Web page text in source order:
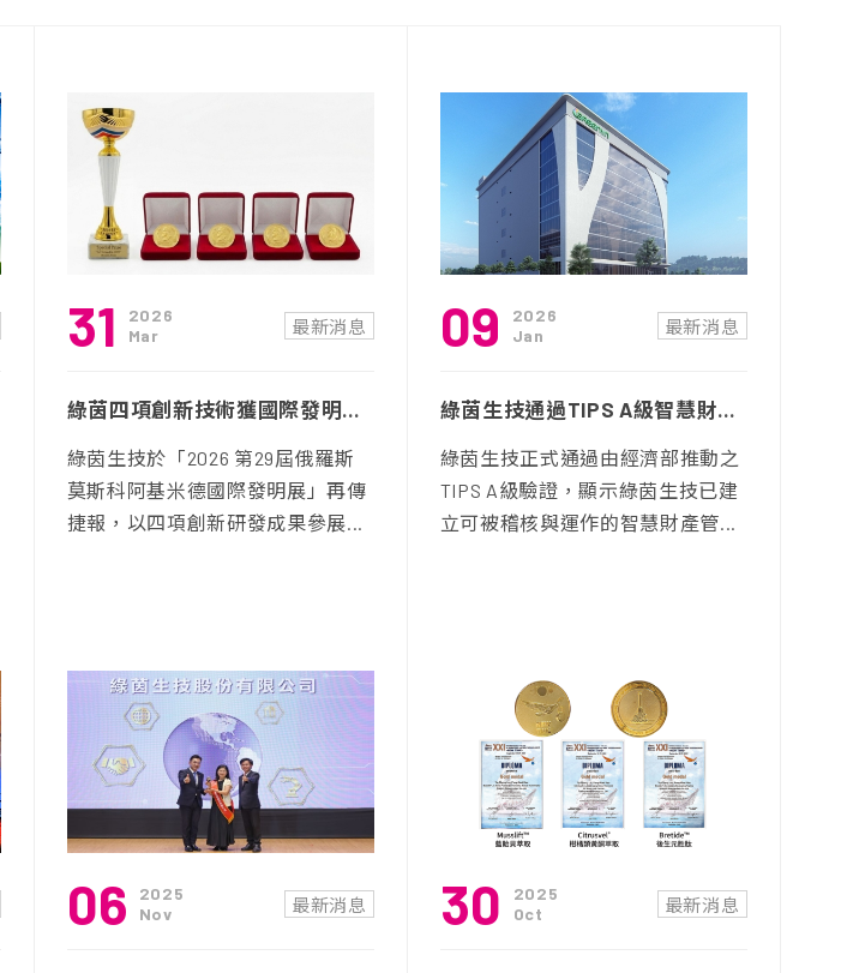
最新消息
31
2026
Mar
綠茵四項創新技術獲國際發明展肯定，展現台灣機能性原料研發與應用轉譯實力
綠茵生技於「2026 第29屆俄羅斯
莫斯科阿基米德國際發明展」再傳
捷報，以四項創新研發成果參展...
最新消息
09
2026
Jan
綠茵生技通過TIPS A級智慧財產管理驗證 完善研發成果保護，強化企業治理競爭力
綠茵生技正式通過由經濟部推動之
TIPS A級驗證，顯示綠茵生技已建
立可被稽核與運作的智慧財產管...
最新消息
06
2025
Nov
最新消息
30
2025
Oct